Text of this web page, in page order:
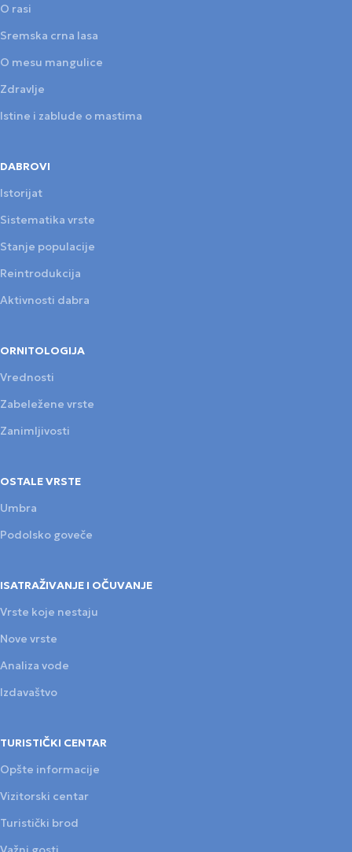
O rasi
Sremska crna lasa
O mesu mangulice
Zdravlje
Istine i zablude o mastima
DABROVI
Istorijat
Sistematika vrste
Stanje populacije
Reintrodukcija
Aktivnosti dabra
ORNITOLOGIJA
Vrednosti
Zabeležene vrste
Zanimljivosti
OSTALE VRSTE
Umbra
Podolsko goveče
ISATRAŽIVANJE I OČUVANJE
Vrste koje nestaju
Nove vrste
Analiza vode
Izdavaštvo
TURISTIČKI CENTAR
Opšte informacije
Vizitorski centar
Turistički brod